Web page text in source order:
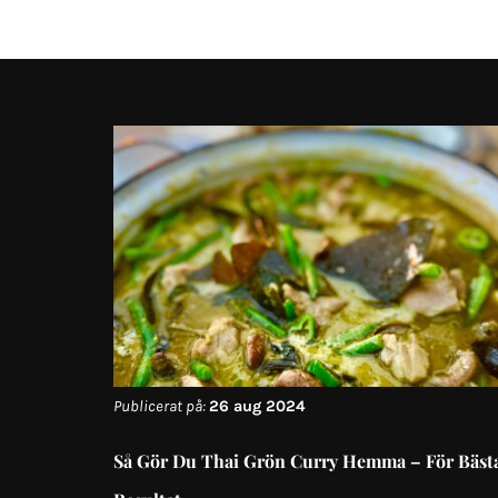
Publicerat på:26 aug 2024
Så Gör Du Thai Grön Curry Hemma – För